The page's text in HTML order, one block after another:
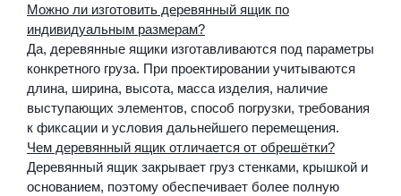
Можно ли изготовить деревянный ящик по
индивидуальным размерам?
Да, деревянные ящики изготавливаются под параметры
конкретного груза. При проектировании учитываются
длина, ширина, высота, масса изделия, наличие
выступающих элементов, способ погрузки, требования
к фиксации и условия дальнейшего перемещения.
Чем деревянный ящик отличается от обрешётки?
Деревянный ящик закрывает груз стенками, крышкой и
основанием, поэтому обеспечивает более полную